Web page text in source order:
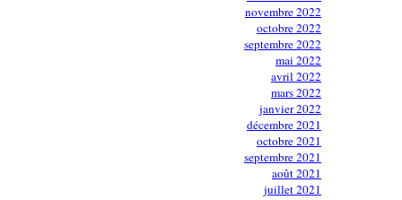
novembre 2022
octobre 2022
septembre 2022
mai 2022
avril 2022
mars 2022
janvier 2022
décembre 2021
octobre 2021
septembre 2021
août 2021
juillet 2021